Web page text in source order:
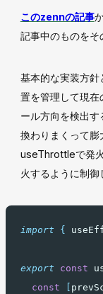
このzennの記事
記事中のものをそ
基本的な実装方
置を管理して現在
ール方向を検出
換わりまくって
useThrottleで発
火するように制御
import {
export const
const